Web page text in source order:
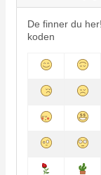
De finner du
koden